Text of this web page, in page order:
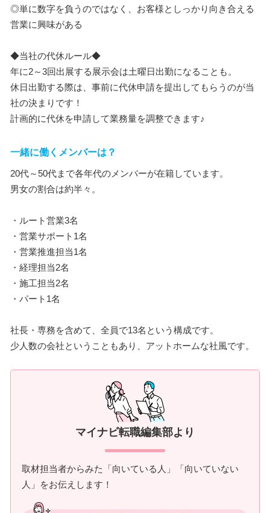
◎単に数字を負うのではなく、お客様としっかり向き合える
営業に興味がある
◆当社の代休ルール◆
年に2～3回出展する展示会は土曜日出勤になることも。
休日出勤する際は、事前に代休申請を提出してもらうのが当
社の決まりです！
計画的に代休を申請して業務量を調整できます♪
一緒に働くメンバーは？
20代～50代まで各年代のメンバーが在籍しています。
男女の割合は約半々。
・ルート営業3名
・営業サポート1名
・営業推進担当1名
・経理担当2名
・施工担当2名
・パート1名
社長・専務を含めて、全員で13名という構成です。
少人数の会社ということもあり、アットホームな社風です。
マイナビ転職編集部より
取材担当者からみた「向いている人」「向いていない
人」をお伝えします！